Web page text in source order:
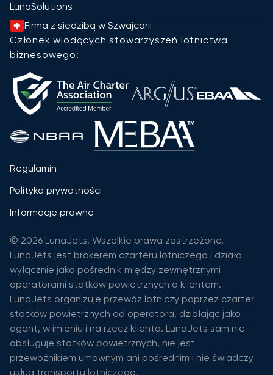
LunaSolutions
Firma z siedzibą w Szwajcarii
Członek wiodących stowarzyszeń lotnictwa
biznesowego:
Regulamin
Polityka prywatności
Informacje prawne
© 2026 LunaJets. Wszelkie prawa zastrzeżone.
LunaJets jest brokerem czarteru lotniczego i działa
wyłącznie jako pośrednik między zewnętrznymi
operatorami statków powietrznych a klientem.
LunaJets organizuje przewóz lotniczy poprzez czarter
statków powietrznych od operatora, działając jako
agent, w imieniu i na rzecz klienta. LunaJets sam nie
obsługuje statków powietrznych, nie jest
przewoźnikiem umownym ani pośrednim i nie świadczy
usług transportu lotniczego.